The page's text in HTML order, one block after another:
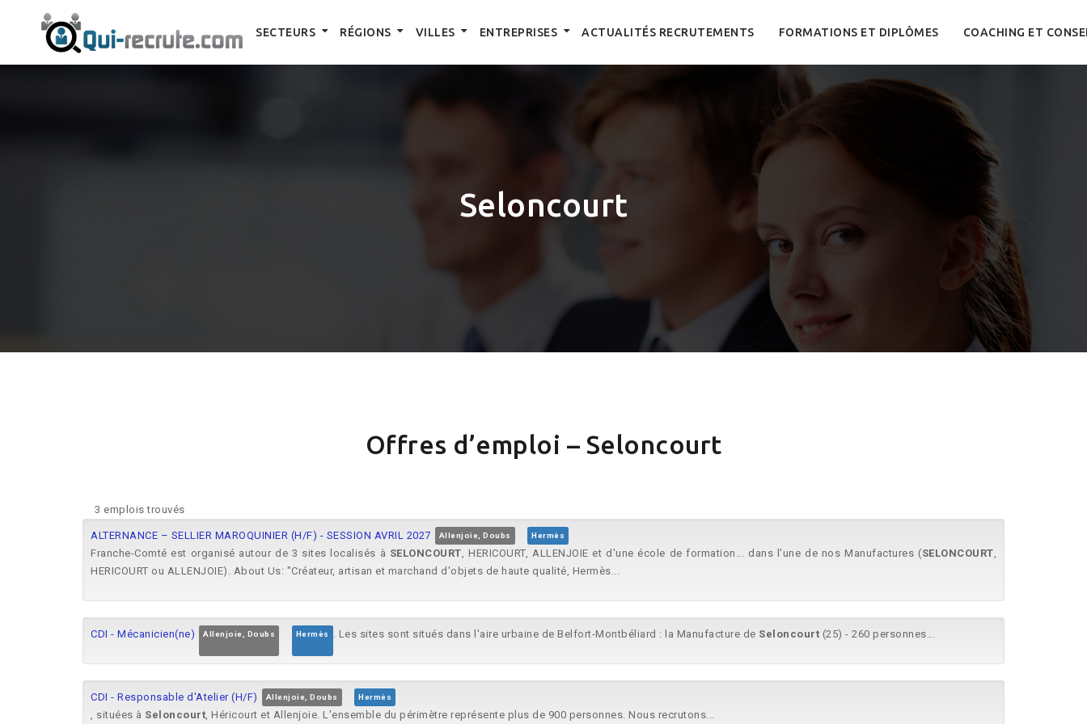
SECTEURS RÉGIONS VILLES ENTREPRISES ACTUALITÉS RECRUTEMENTS FORMATIONS ET DIPLÔMES COACHING ET
Seloncourt
Offres d’emploi – Seloncourt
3 emplois trouvés
ALTERNANCE – SELLIER MAROQUINIER (H/F) - SESSION AVRIL 2027 Allenjoie, Doubs Hermès
Franche-Comté est organisé autour de 3 sites localisés à SELONCOURT, HERICOURT, ALLENJOIE et d'une école de formation... dans l'une de nos Manufactures (SELONCOURT,
HERICOURT ou ALLENJOIE). About Us: "Créateur, artisan et marchand d'objets de haute qualité, Hermès...
CDI - Mécanicien(ne) Allenjoie, Doubs Hermès . Les sites sont situés dans l'aire urbaine de Belfort-Montbéliard : la Manufacture de Seloncourt (25) - 260 personnes...
CDI - Responsable d'Atelier (H/F) Allenjoie, Doubs Hermès
, situées à Seloncourt, Héricourt et Allenjoie. L'ensemble du périmètre représente plus de 900 personnes. Nous recrutons...